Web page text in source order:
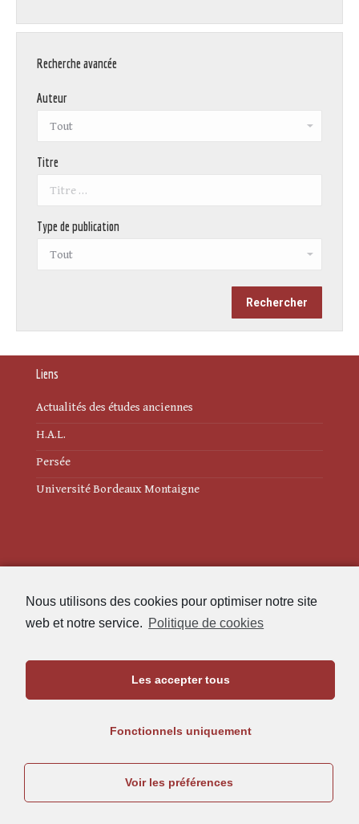
Nous utilisons des cookies pour optimiser notre site
web et notre service. Politique de cookies
Les accepter tous
Fonctionnels uniquement
Voir les préférences
Recherche avancée
Auteur
Titre
Type de publication
Liens
Actualités des études anciennes
H.A.L.
Persée
Université Bordeaux Montaigne
Politique de cookies (UE)
Maison de l'Archéologie
05.57.12.45.63
rea@u-bordeaux-montaigne.fr